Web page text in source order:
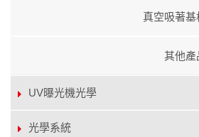
真空吸著基
其他產
UV曝光機光學
光學系統